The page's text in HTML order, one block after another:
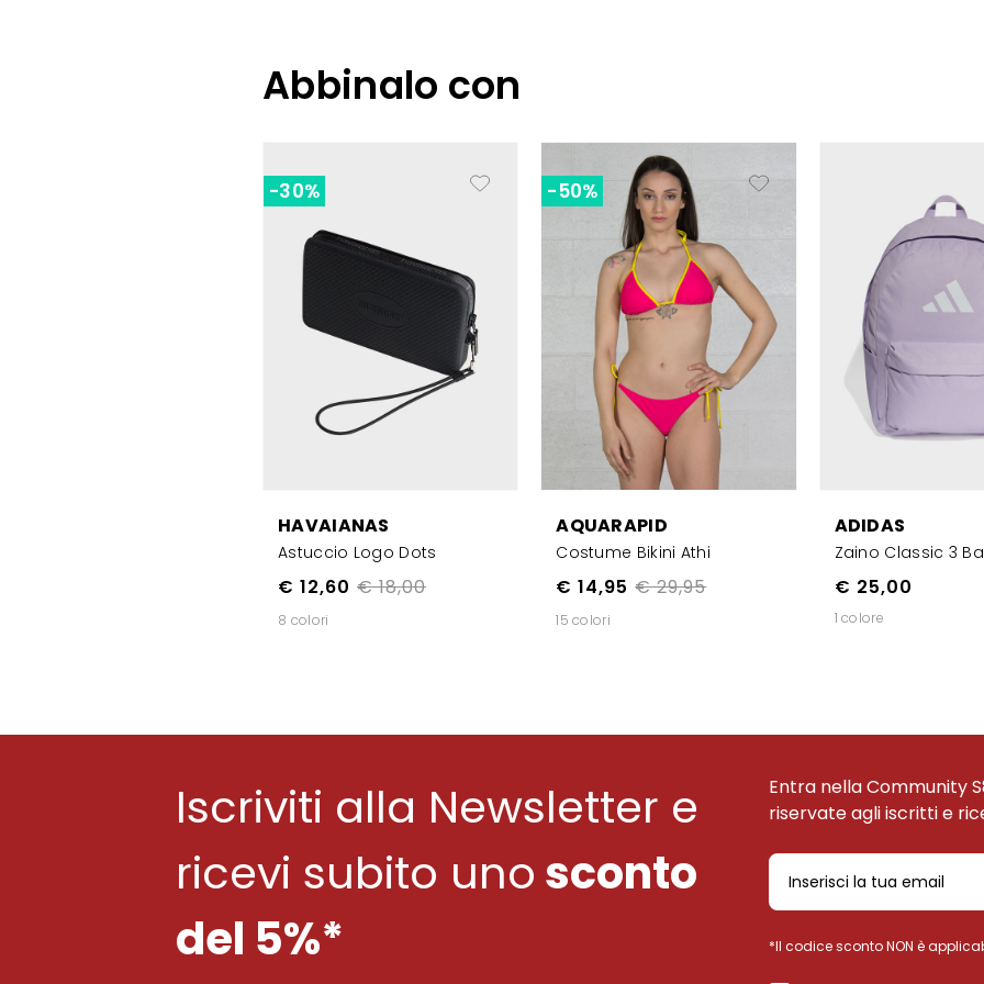
Abbinalo con
HAVAIANAS
Astuccio Logo Dots
€ 18,00
€ 12,60
-30%
8 colori
AQUARAPID
Costume Bikini Athi
€ 29,95
€ 14,95
-50%
15 colori
ADIDAS
Zaino Classic 3
€ 25,00
1 colore
Iscriviti alla Newsletter e
ricevi subito unosconto
del 5%*
Entra nella Community
riservate agli iscritti e
*Il codice sconto NON è